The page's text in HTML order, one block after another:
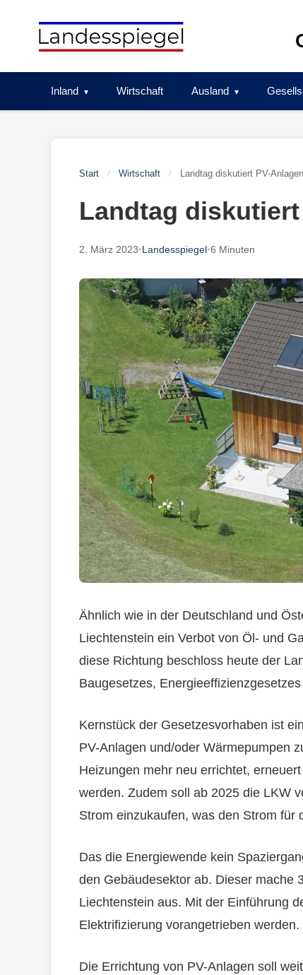
Inland Wirtschaft Ausland
Start / Wirtschaft / Landtag diskutiert PV-
Landtag
2. März 2023•Landesspiegel•6 Minuten
Ähnlich wie in der Deutschland und
Liechtenstein ein Verbot von Öl- und
diese Richtung beschloss heute der
Baugesetzes,
Kernstück der Gesetzesvorhaben ist
PV-Anlagen und/oder Wärmepumpen
Heizungen mehr neu errichtet,
werden. Zudem soll ab 2025 die LKW
Strom einzukaufen, was den Strom für
Das die Energiewende kein
den Gebäudesektor ab. Dieser mache
Liechtenstein aus. Mit der Einführung
Elektrifizierung vorangetrieben werden.
Die Errichtung von PV-Anlagen soll